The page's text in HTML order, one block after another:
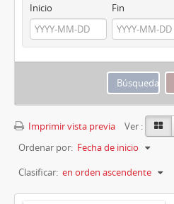
Inicio Fin
Imprimir vista previa
Ver :
Ordenar por: Fecha de inicio
Clasificar: en orden ascendente